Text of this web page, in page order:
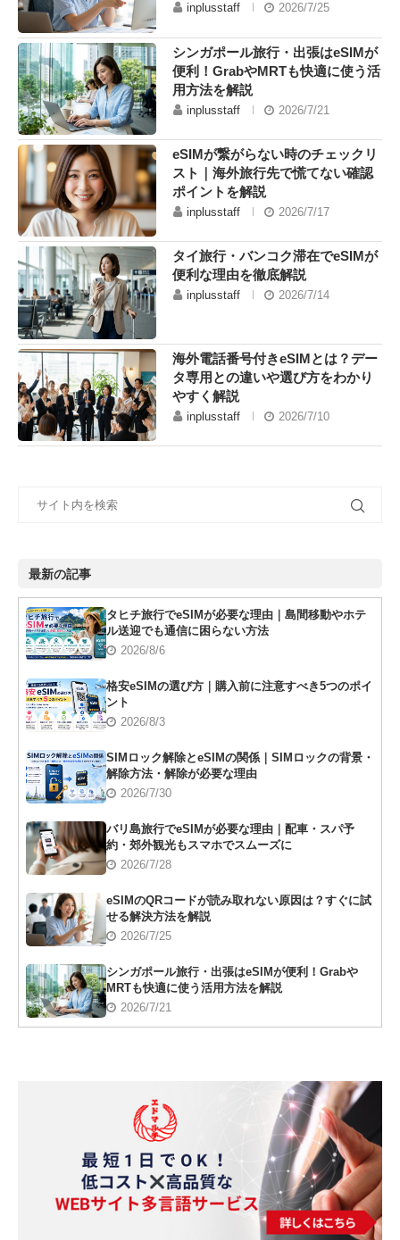
inplusstaff 2026/7/25
シンガポール旅行・出張はeSIMが
便利！GrabやMRTも快適に使う活
用方法を解説
inplusstaff 2026/7/21
eSIMが繋がらない時のチェックリ
スト｜海外旅行先で慌てない確認
ポイントを解説
inplusstaff 2026/7/17
タイ旅行・バンコク滞在でeSIMが
便利な理由を徹底解説
inplusstaff 2026/7/14
海外電話番号付きeSIMとは？デー
タ専用との違いや選び方をわかり
やすく解説
inplusstaff 2026/7/10
最新の記事
タヒチ旅行でeSIMが必要な理由｜島間移動やホテ
ル送迎でも通信に困らない方法
2026/8/6
格安eSIMの選び方｜購入前に注意すべき5つのポイ
ント
2026/8/3
SIMロック解除とeSIMの関係｜SIMロックの背景・
解除方法・解除が必要な理由
2026/7/30
バリ島旅行でeSIMが必要な理由｜配車・スパ予
約・郊外観光もスマホでスムーズに
2026/7/28
eSIMのQRコードが読み取れない原因は？すぐに試
せる解決方法を解説
2026/7/25
シンガポール旅行・出張はeSIMが便利！Grabや
MRTも快適に使う活用方法を解説
2026/7/21